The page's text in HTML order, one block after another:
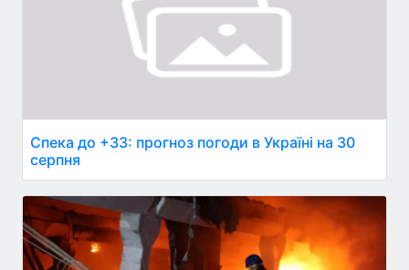
Спека до +33: прогноз погоди в Україні на 30
серпня